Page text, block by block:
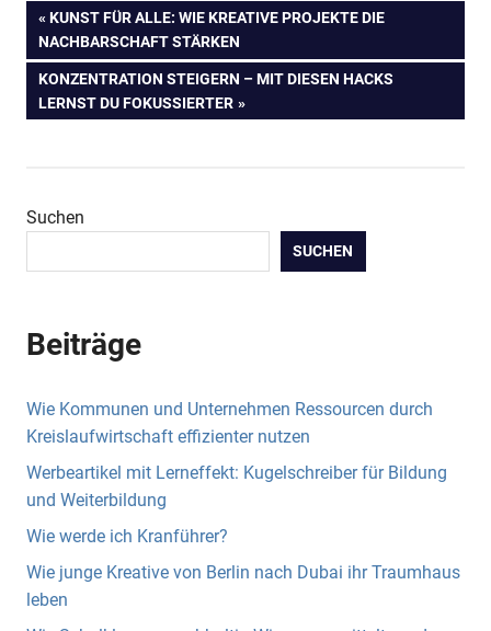
Beitragsnavigation
VORHERIGER
BEITRAG:
KUNST FÜR ALLE: WIE KREATIVE PROJEKTE DIE
NACHBARSCHAFT STÄRKEN
NÄCHSTER
BEITRAG:
KONZENTRATION STEIGERN – MIT DIESEN HACKS
LERNST DU FOKUSSIERTER
Suchen
SUCHEN
Beiträge
Wie Kommunen und Unternehmen Ressourcen durch
Kreislaufwirtschaft effizienter nutzen
Werbeartikel mit Lerneffekt: Kugelschreiber für Bildung
und Weiterbildung
Wie werde ich Kranführer?
Wie junge Kreative von Berlin nach Dubai ihr Traumhaus
leben